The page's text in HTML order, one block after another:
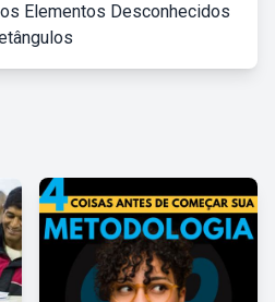
Elementos Desconhecidos